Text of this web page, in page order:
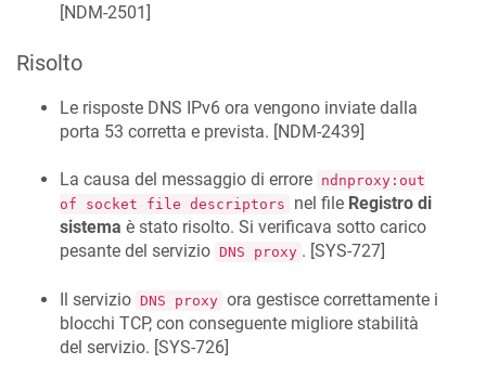
[NDM-2501]
Risolto
Le risposte DNS IPv6 ora vengono inviate dalla
porta 53 corretta e prevista. [NDM-2439]
La causa del messaggio di errore ndnproxy:out
of socket file descriptors
nel file Registro di
sistema è stato risolto. Si verificava sotto carico
pesante del servizio DNS proxy . [SYS-727]
Il servizio DNS proxy ora gestisce correttamente i
blocchi TCP, con conseguente migliore stabilità
del servizio. [SYS-726]